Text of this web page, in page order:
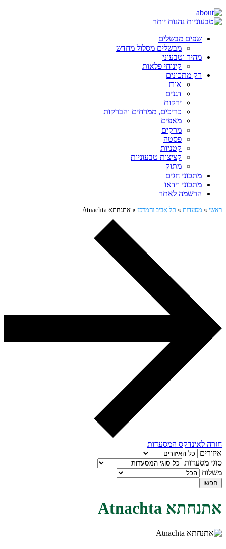
שפים מבשלים
מבשלים מסלול מחדש
מהיר וטבעוני
קינוחי פלאות
רק מתכונים
אורז
דגנים
ירקות
כריכים, ממרחים והברקות
מאפים
מרקים
פסטה
קטניות
קציצות טבעוניות
מתוק
מתכוני חגים
מתכוני וידאו
הרשמה לאתר
ראשי » מסעדות » תל אביב והמרכז » אתנחתא Atnachta
חזרה לאינדקס המסעדות
איזורים
סוגי מסעדות
משלוח
חפשו
אתנחתא Atnachta